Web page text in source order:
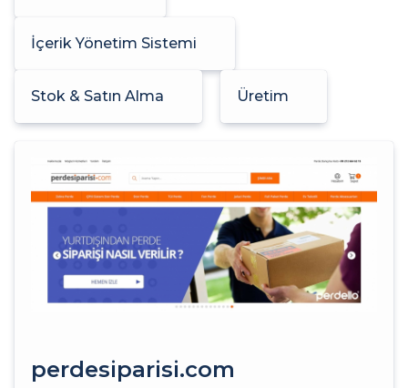
İçerik Yönetim Sistemi
Stok & Satın Alma Üretim
perdesiparisi.com